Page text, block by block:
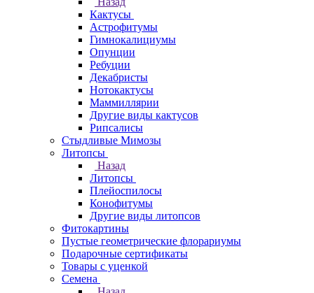
Кактусы
Астрофитумы
Гимнокалициумы
Опунции
Ребуции
Декабристы
Нотокактусы
Маммиллярии
Другие виды кактусов
Рипсалисы
Стыдливые Мимозы
Литопсы
Назад
Литопсы
Плейоспилосы
Конофитумы
Другие виды литопсов
Фитокартины
Пустые геометрические флорариумы
Подарочные сертификаты
Товары с уценкой
Семена